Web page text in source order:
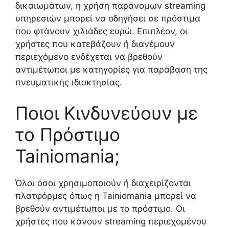
δικαιωμάτων, η χρήση παράνομων streaming
υπηρεσιών μπορεί να οδηγήσει σε πρόστιμα
που φτάνουν χιλιάδες ευρώ. Επιπλέον, οι
χρήστες που κατεβάζουν ή διανέμουν
περιεχόμενο ενδέχεται να βρεθούν
αντιμέτωποι με κατηγορίες για παράβαση της
πνευματικής ιδιοκτησίας.
Ποιοι Κινδυνεύουν με
το Πρόστιμο
Tainiomania;
Όλοι όσοι χρησιμοποιούν ή διαχειρίζονται
πλατφόρμες όπως η Tainiomania μπορεί να
βρεθούν αντιμέτωποι με το πρόστιμο. Οι
χρήστες που κάνουν streaming περιεχομένου